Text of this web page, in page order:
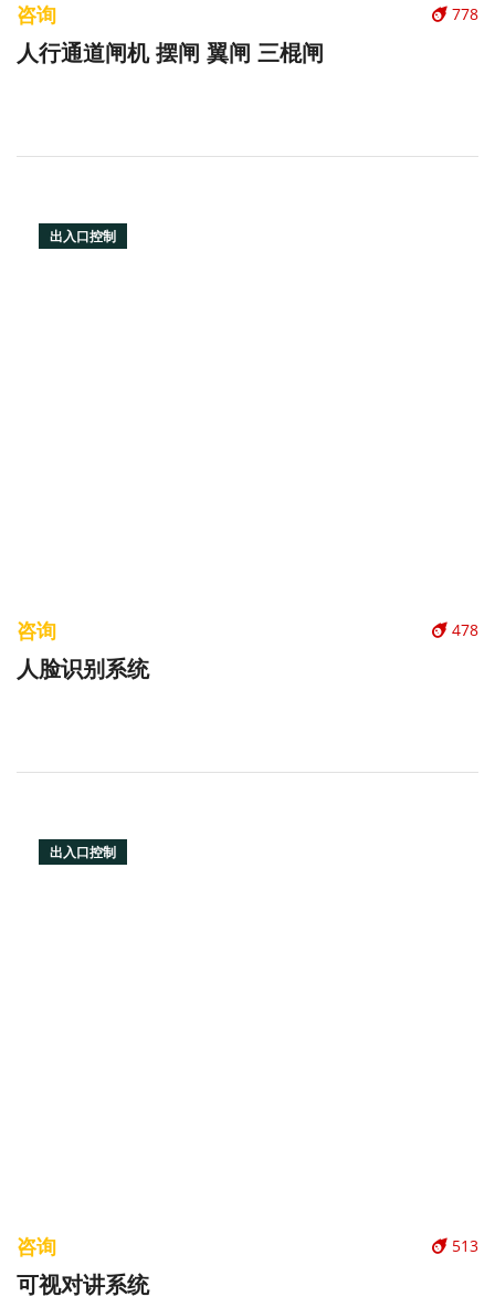
778
咨询
人行通道闸机 摆闸 翼闸 三棍闸
出入口控制
478
咨询
人脸识别系统
出入口控制
513
咨询
可视对讲系统